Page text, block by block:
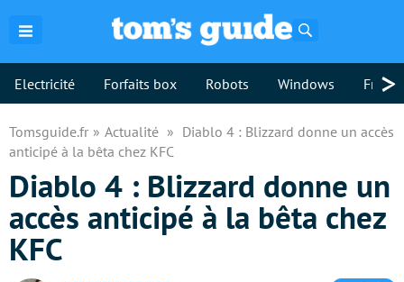
Electricité Forfaits box Robots Windows >
Tomsguide.fr Actualité
Diablo 4 : Blizzard donne un accès
anticipé à la bêta chez KFC
Diablo 4 : Blizzard donne un
accès anticipé à la bêta chez
KFC